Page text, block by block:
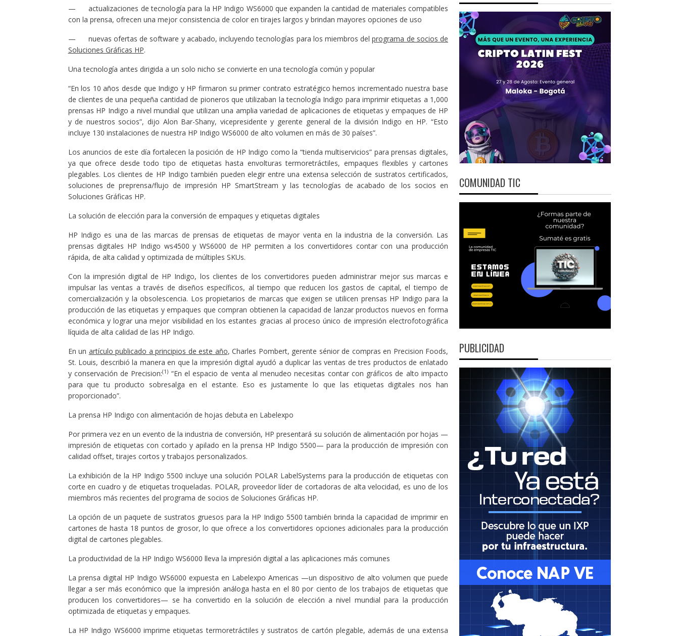
— actualizaciones de tecnología para la HP Indigo WS6000 que expanden la cantidad de materiales compatibles
con la prensa, ofrecen una mejor consistencia de color en tirajes largos y brindan mayores opciones de uso
— nuevas ofertas de software y acabado, incluyendo tecnologías para los miembros delprograma de socios de
Soluciones Gráficas HP.
Una tecnología antes dirigida a un solo nicho se convierte en una tecnología común y popular
“En los 10 años desde que Indigo y HP firmaron su primer contrato estratégico hemos incrementado nuestra base
de clientes de una pequeña cantidad de pioneros que utilizaban la tecnología Indigo para imprimir etiquetas a 1,000
prensas HP Indigo a nivel mundial que utilizan una amplia variedad de aplicaciones de etiquetas y empaques de HP
y de nuestros socios”, dijo Alon Bar-Shany, vicepresidente y gerente general de la división Indigo en HP. “Esto
incluye 130 instalaciones de nuestra HP Indigo WS6000 de alto volumen en más de 30 países”.
Los anuncios de este día fortalecen la posición de HP Indigo como la “tienda multiservicios” para prensas digitales,
ya que ofrece desde todo tipo de etiquetas hasta envolturas termoretráctiles, empaques flexibles y cartones
plegables. Los clientes de HP Indigo también pueden elegir entre una extensa selección de sustratos certificados,
soluciones de preprensa/flujo de impresión HP SmartStream y las tecnologías de acabado de los socios en
Soluciones Gráficas HP.
La solución de elección para la conversión de empaques y etiquetas digitales
HP Indigo es una de las marcas de prensas de etiquetas de mayor venta en la industria de la conversión. Las
prensas digitales HP Indigo ws4500 y WS6000 de HP permiten a los convertidores contar con una producción
rápida, de alta calidad y optimizada de múltiples SKUs.
Con la impresión digital de HP Indigo, los clientes de los convertidores pueden administrar mejor sus marcas e
impulsar las ventas a través de diseños específicos, al tiempo que reducen los gastos de capital, el tiempo de
comercialización y la obsolescencia. Los propietarios de marcas que exigen se utilicen prensas HP Indigo para la
producción de las etiquetas y empaques que compran obtienen la capacidad de lanzar productos nuevos en forma
económica y lograr una mejor visibilidad en los estantes gracias al proceso único de impresión electrofotográfica
líquida de alta calidad de las HP Indigo.
En un artículo publicado a principios de este año, Charles Pombert, gerente sénior de compras en Precision Foods,
St. Louis, describió la manera en que la impresión digital ayudó a duplicar las ventas de tres productos de enlatado
y conservación de Precision:(1) “En el espacio de venta al menudeo necesitas contar con gráficos de alto impacto
para que tu producto sobresalga en el estante. Eso es justamente lo que las etiquetas digitales nos han
proporcionado”.
La prensa HP Indigo con alimentación de hojas debuta en Labelexpo
Por primera vez en un evento de la industria de conversión, HP presentará su solución de alimentación por hojas —
impresión de etiquetas con cortado y apilado en la prensa HP Indigo 5500— para la producción de impresión con
calidad offset, tirajes cortos y trabajos personalizados.
La exhibición de la HP Indigo 5500 incluye una solución POLAR LabelSystems para la producción de etiquetas con
corte en cuadro y de etiquetas troqueladas. POLAR, proveedor líder de cortadoras de alta velocidad, es uno de los
miembros más recientes del programa de socios de Soluciones Gráficas HP.
La opción de un paquete de sustratos gruesos para la HP Indigo 5500 también brinda la capacidad de imprimir en
cartones de hasta 18 puntos de grosor, lo que ofrece a los convertidores opciones adicionales para la producción
digital de cartones plegables.
La productividad de la HP Indigo WS6000 lleva la impresión digital a las aplicaciones más comunes
La prensa digital HP Indigo WS6000 expuesta en Labelexpo Americas —un dispositivo de alto volumen que puede
llegar a ser más económico que la impresión análoga hasta en el 80 por ciento de los trabajos de etiquetas que
producen los convertidores— se ha convertido en la solución de elección a nivel mundial para la producción
optimizada de etiquetas y empaques.
La HP Indigo WS6000 imprime etiquetas termoretráctiles y sustratos de cartón plegable, además de una extensa
COMUNIDAD TIC
PUBLICIDAD